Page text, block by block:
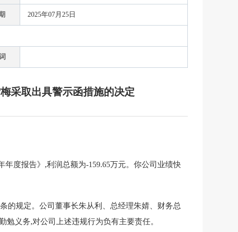
2025年07月25日
采取出具警示函措施的决定
年度报告》,利润总额为-159.65万元。你公司业绩快
的规定。公司董事长朱从利、总经理朱婧、财务总
义务,对公司上述违规行为负有主要责任。